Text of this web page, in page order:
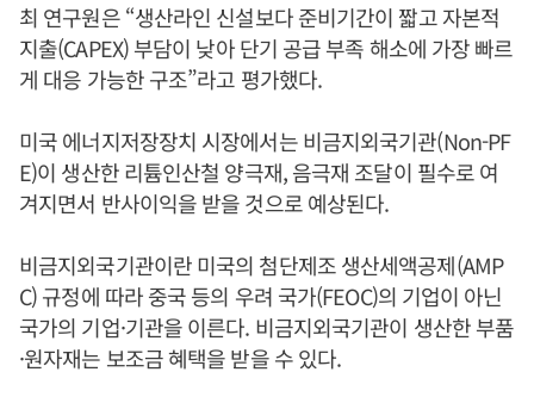
최 연구원은 “생산라인 신설보다 준비기간이 짧고 자본적
지출(CAPEX) 부담이 낮아 단기 공급 부족 해소에 가장 빠르
게 대응 가능한 구조”라고 평가했다.
미국 에너지저장장치 시장에서는 비금지외국기관(Non-PF
E)이 생산한 리튬인산철 양극재, 음극재 조달이 필수로 여
겨지면서 반사이익을 받을 것으로 예상된다.
비금지외국기관이란 미국의 첨단제조 생산세액공제(AMP
C) 규정에 따라 중국 등의 우려 국가(FEOC)의 기업이 아닌
국가의 기업·기관을 이른다. 비금지외국기관이 생산한 부품
·원자재는 보조금 혜택을 받을 수 있다.